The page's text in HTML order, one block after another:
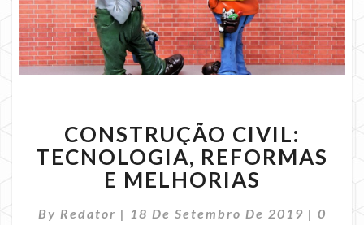
CIVIL:
TECNOLOGIA,
REFORMAS
E
CONSTRUÇÃO CIVIL:
TECNOLOGIA, REFORMAS
E MELHORIAS
By Redator | 18 De Setembro De 2019 | 0